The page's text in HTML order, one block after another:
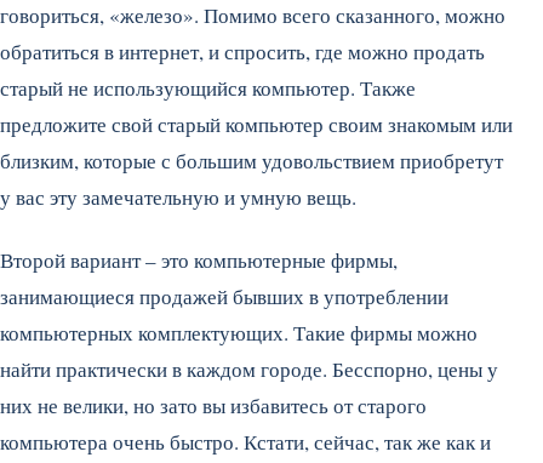
говориться, «железо». Помимо всего сказанного, можно
обратиться в интернет, и спросить, где можно продать
старый не использующийся компьютер. Также
предложите свой старый компьютер своим знакомым или
близким, которые с большим удовольствием приобретут
у вас эту замечательную и умную вещь.
Второй вариант – это компьютерные фирмы,
занимающиеся продажей бывших в употреблении
компьютерных комплектующих. Такие фирмы можно
найти практически в каждом городе. Бесспорно, цены у
них не велики, но зато вы избавитесь от старого
компьютера очень быстро. Кстати, сейчас, так же как и